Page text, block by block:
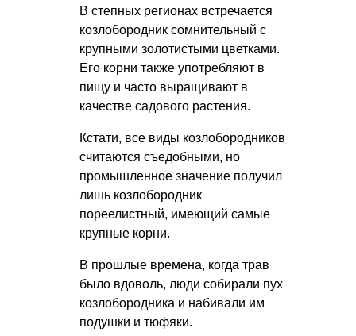
В степных регионах встречается
козлобородник сомнительный с
крупными золотистыми цветками.
Его корни также употребляют в
пищу и часто выращивают в
качестве садового растения.
Кстати, все виды козлобородников
считаются съедобными, но
промышленное значение получил
лишь козлобородник
пореелистный, имеющий самые
крупные корни.
В прошлые времена, когда трав
было вдоволь, люди собирали пух
козлобородника и набивали им
подушки и тюфяки.